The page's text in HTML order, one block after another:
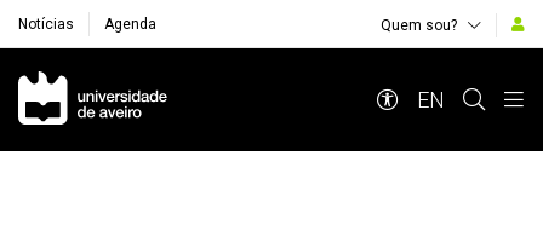
Notícias Agenda Quem sou?
Navegação Principal
EN